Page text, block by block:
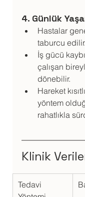
4. Günlük
Hastalar
taburcu edilir.
İş gücü
çalışan
dönebilir.
Hareket
yöntem
rahatlıkla
Klinik
Tedavi